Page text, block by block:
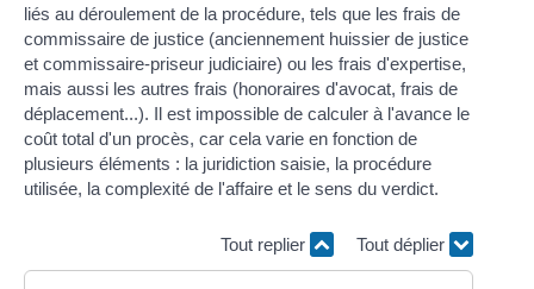
liés au déroulement de la procédure, tels que les frais de
commissaire de justice (anciennement huissier de justice
et commissaire-priseur judiciaire) ou les frais d'expertise,
mais aussi les autres frais (honoraires d'avocat, frais de
déplacement...). Il est impossible de calculer à l'avance le
coût total d'un procès, car cela varie en fonction de
plusieurs éléments : la juridiction saisie, la procédure
utilisée, la complexité de l'affaire et le sens du verdict.
Tout replier Tout déplier